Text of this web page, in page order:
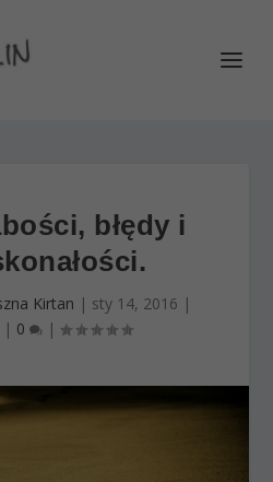
błędy i
Kirtan | sty 14, 2016 |
| 0 |